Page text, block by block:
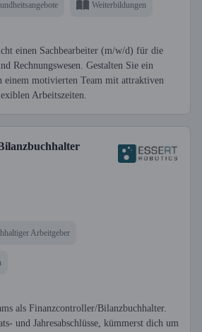
Weiterbildungen
einen Sachbearbeiter (m/w/d) für die
Rechnungswesen. Gestalten Sie ein
einem motivierten Team mit attraktiven
Arbeitszeiten.
Arbeitgeber
als Finanzcontroller/Bilanzbuchhalter.
und Jahresabschlüsse, kümmerst dich um